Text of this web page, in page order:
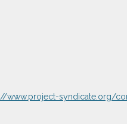
www.project-syndicate.org/